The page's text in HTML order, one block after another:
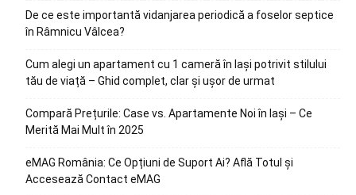
De ce este importantă vidanjarea periodică a foselor septice
în Râmnicu Vâlcea?
Cum alegi un apartament cu 1 cameră în Iași potrivit stilului
tău de viață – Ghid complet, clar și ușor de urmat
Compară Prețurile: Case vs. Apartamente Noi în Iași – Ce
Merită Mai Mult în 2025
eMAG România: Ce Opțiuni de Suport Ai? Află Totul și
Accesează Contact eMAG